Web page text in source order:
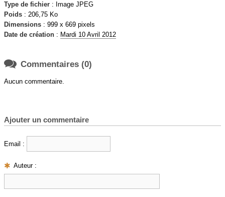
Type de fichier : Image JPEG
Poids : 206,75 Ko
Dimensions : 999 x 669 pixels
Date de création : Mardi 10 Avril 2012
 Commentaires (0)
Aucun commentaire.
Ajouter un commentaire
Email :
Auteur :